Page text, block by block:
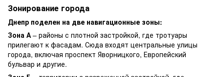
Зонирование города
Днепр поделен на две навигационные зоны:
Зона А – районы с плотной застройкой, где тротуары
прилегают к фасадам. Сюда входят центральные улицы
города, включая проспект Яворницкого, Европейский
бульвар и другие.